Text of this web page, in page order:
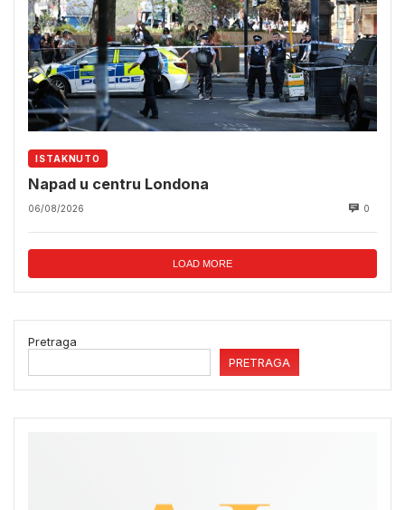
ISTAKNUTO
Napad u centru Londona
06/08/2026 0
LOAD MORE
Pretraga
PRETRAGA